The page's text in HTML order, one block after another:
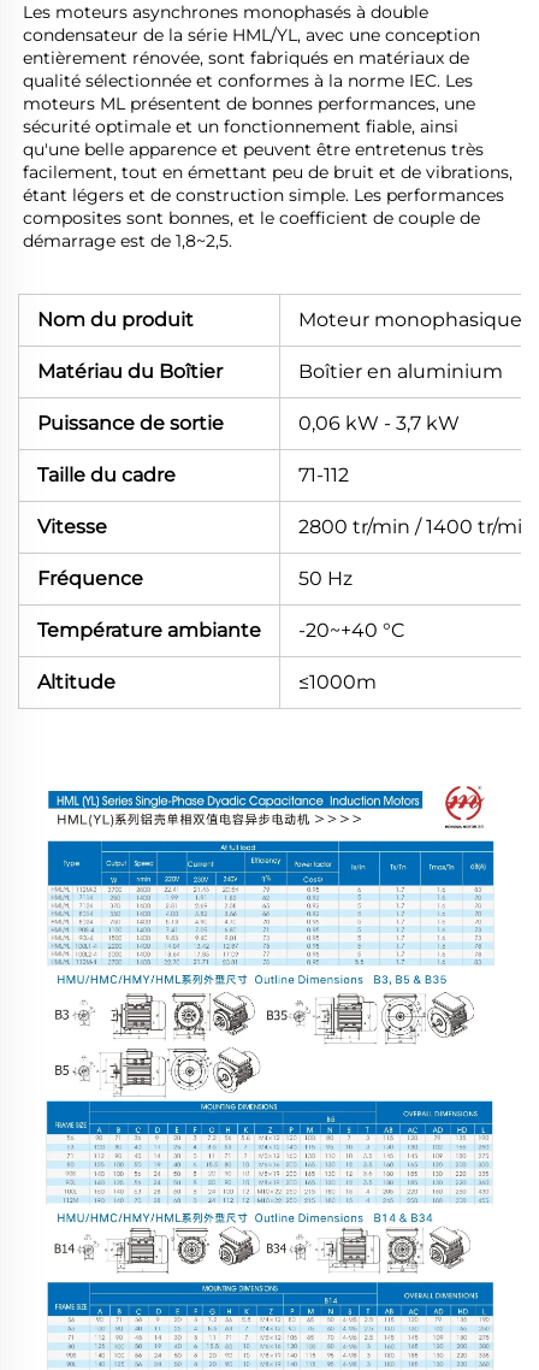
Les moteurs asynchrones monophasés à double
condensateur de la série HML/YL, avec une conception
entièrement rénovée, sont fabriqués en matériaux de
qualité sélectionnée et conformes à la norme IEC. Les
moteurs ML présentent de bonnes performances, une
sécurité optimale et un fonctionnement fiable, ainsi
qu'une belle apparence et peuvent être entretenus très
facilement, tout en émettant peu de bruit et de vibrations,
étant légers et de construction simple. Les performances
composites sont bonnes, et le coefficient de couple de
démarrage est de 1,8~2,5.
Nom du produit Moteur monophasique
Matériau du Boîtier Boîtier en aluminium
Puissance de sortie 0,06 kW - 3,7 kW
Taille du cadre 71-112
Vitesse 2800 tr/min / 1400 tr/min
Fréquence 50 Hz
Température ambiante -20~+40 °C
Altitude ≤1000m